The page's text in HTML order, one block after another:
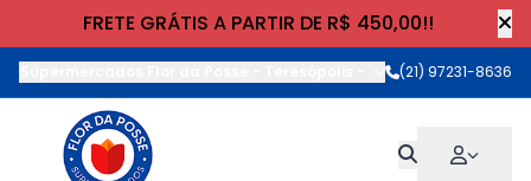
FRETE GRÁTIS A PARTIR DE R$ 450,00!!
Rua Wilhelm
(21) 97231-8636